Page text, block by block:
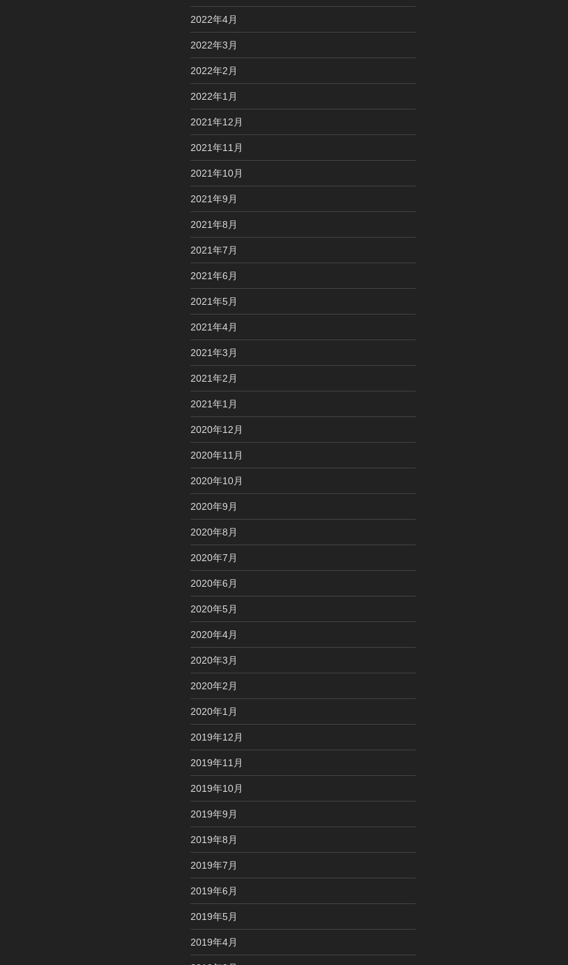
2022年4月
2022年3月
2022年2月
2022年1月
2021年12月
2021年11月
2021年10月
2021年9月
2021年8月
2021年7月
2021年6月
2021年5月
2021年4月
2021年3月
2021年2月
2021年1月
2020年12月
2020年11月
2020年10月
2020年9月
2020年8月
2020年7月
2020年6月
2020年5月
2020年4月
2020年3月
2020年2月
2020年1月
2019年12月
2019年11月
2019年10月
2019年9月
2019年8月
2019年7月
2019年6月
2019年5月
2019年4月